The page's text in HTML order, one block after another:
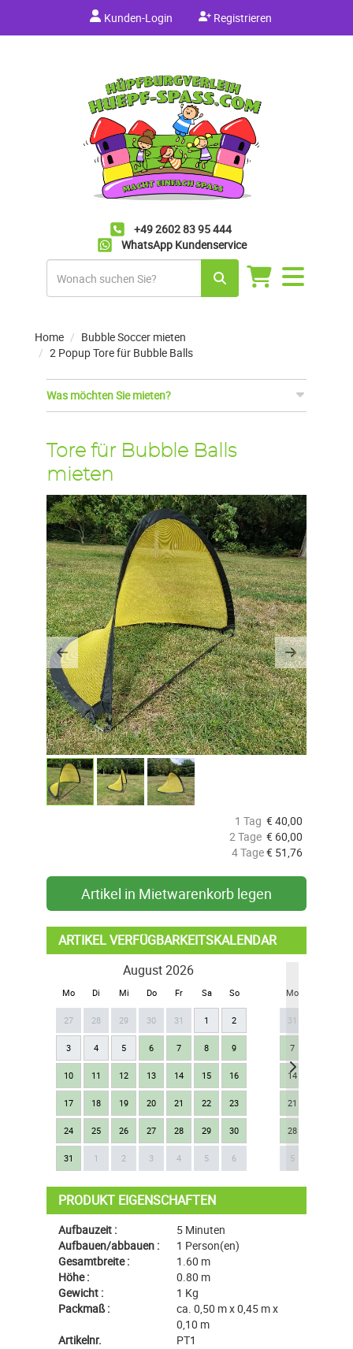
Kunden-Login Registrieren
+49 2602 83 95 444
WhatsApp Kundenservice
Navigation
umschalten
Home
Bubble Soccer mieten
2 Popup Tore für Bubble Balls
Was möchten Sie mieten?
Tore für Bubble Balls
mieten
Previous Next
1 Tag €40,00
2 Tage € 60,00
4 Tage€ 51,76
Artikel in Mietwarenkorb legen
ARTIKEL VERFÜGBARKEITSKALENDAR
August 2026
Mo Di Mi Do Fr Sa So
27 28 29 30 31 1 2
3 4 5 6 7 8 9
10 11 12 13 14 15 16
17 18 19 20 21 22 23
24 25 26 27 28 29 30
31 1 2 3 4 5 6
Mo
31
7
14
21
28
5
Next
PRODUKT EIGENSCHAFTEN
Aufbauzeit :
5 Minuten
Aufbauen/abbauen :
1 Person(en)
Gesamtbreite :
1.60 m
Höhe :
0.80 m
Gewicht :
1 Kg
Packmaß :
ca. 0,50 m x 0,45 m x
0,10 m
Artikelnr.
PT1